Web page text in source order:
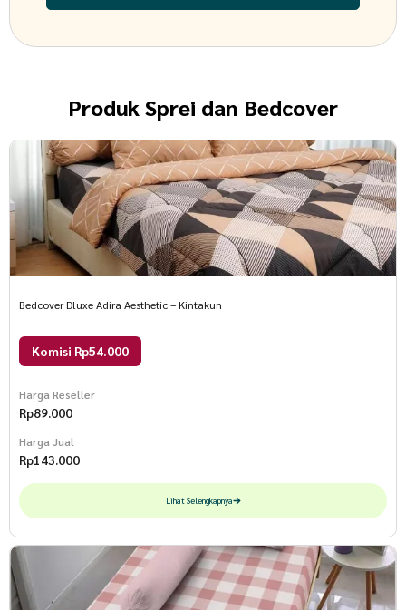
ProdukSprei dan Bedcover
Bedcover Dluxe Adira Aesthetic – Kintakun
Komisi Rp54.000
Harga Reseller
Rp89.000
Harga Jual
Rp143.000
Lihat Selengkapnya